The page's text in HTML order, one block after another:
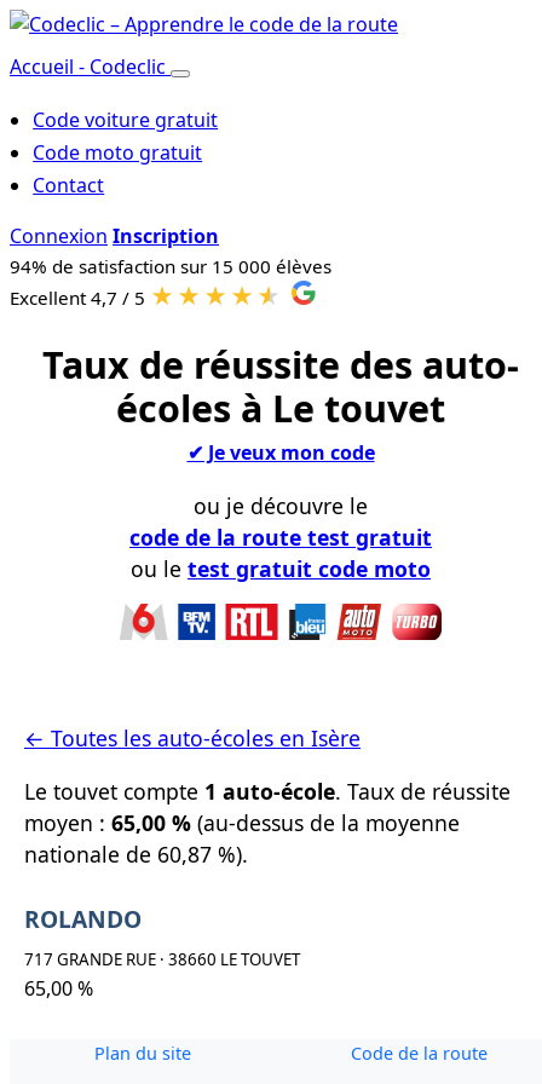
Accueil - Codeclic
Code voiture gratuit
Code moto gratuit
Contact
Connexion Inscription
94% de satisfaction sur 15 000 élèves
Excellent 4,7 / 5 ★★★★ ★
Taux de réussite des auto-
écoles à Le touvet
✔︎ Je veux mon code
ou je découvre le
code de la route test gratuit
ou le test gratuit code moto
← Toutes les auto-écoles en Isère
Le touvet compte 1 auto-école. Taux de réussite
moyen : 65,00 % (au-dessus de la moyenne
nationale de 60,87 %).
ROLANDO
717 GRANDE RUE · 38660 LE TOUVET
65,00 %
Plan du site
Code de la route